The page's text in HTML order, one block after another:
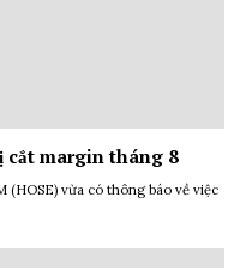
cắt margin tháng 8
(HOSE) vừa có thông báo về việc